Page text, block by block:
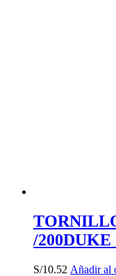
/200DUKE
S/10.52 Añadir al